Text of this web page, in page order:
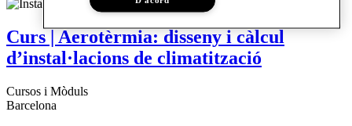
Curs | Aerotèrmia: disseny i càlcul
d’instal·lacions de climatització
Cursos i Mòduls
Barcelona